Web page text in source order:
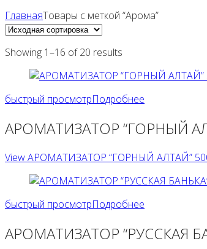
ГлавнаяТовары с меткой “Арома”
Showing 1–16 of 20 results
быстрый просмотрПодробнее
АРОМАТИЗАТОР “ГОРНЫЙ
View АРОМАТИЗАТОР “ГОРНЫЙ АЛТАЙ”
быстрый просмотрПодробнее
АРОМАТИЗАТОР “РУССКАЯ